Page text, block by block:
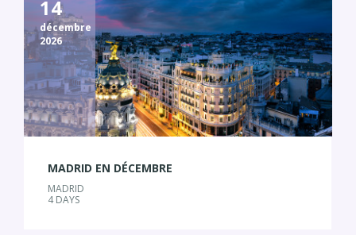
14
décembre
2026
MADRID EN DÉCEMBRE
MADRID
4 DAYS